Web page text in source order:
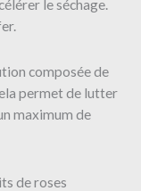
le séchage.
composée de
permet de lutter
maximum de
de roses